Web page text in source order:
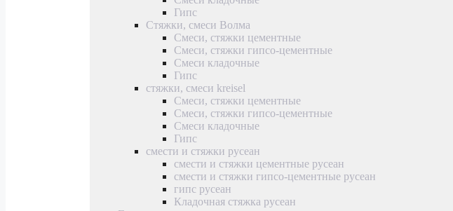
Гипс
Стяжки, смеси Волма
Смеси, стяжки цементные
Смеси, стяжки гипсо-цементные
Смеси кладочные
Гипс
стяжки, смеси kreisel
Смеси, стяжки цементные
Смеси, стяжки гипсо-цементные
Смеси кладочные
Гипс
смести и стяжки русеан
смести и стяжки цементные русеан
смести и стяжки гипсо-цементные русеан
гипс русеан
Кладочная стяжка русеан